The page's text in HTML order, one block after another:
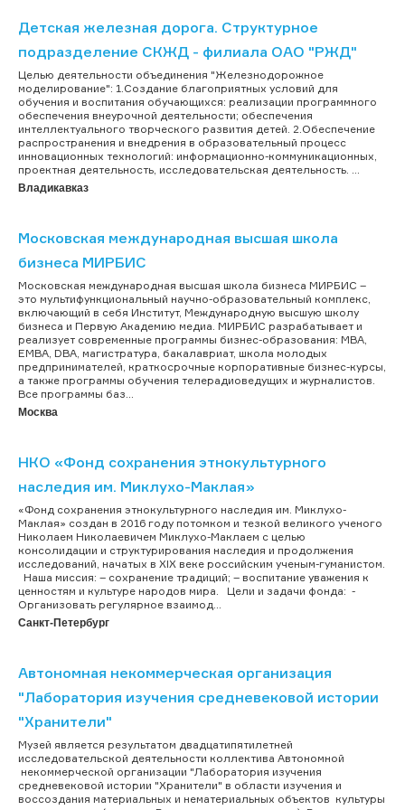
Детская железная дорога. Структурное
подразделение СКЖД - филиала ОАО "РЖД"
Целью деятельности объединения "Железнодорожное
моделирование": 1.Создание благоприятных условий для
обучения и воспитания обучающихся: реализации программного
обеспечения внеурочной деятельности; обеспечения
интеллектуального творческого развития детей. 2.Обеспечение
распространения и внедрения в образовательный процесс
инновационных технологий: информационно-коммуникационных,
проектная деятельность, исследовательская деятельность. ...
Владикавказ
Московская международная высшая школа
бизнеса МИРБИС
Московская международная высшая школа бизнеса МИРБИС –
это мультифункциональный научно-образовательный комплекс,
включающий в себя Институт, Международную высшую школу
бизнеса и Первую Академию медиа. МИРБИС разрабатывает и
реализует современные программы бизнес-образования: МВА,
EMBA, DBA, магистратура, бакалавриат, школа молодых
предпринимателей, краткосрочные корпоративные бизнес-курсы,
а также программы обучения телерадиоведущих и журналистов.
Все программы баз...
Москва
НКО «Фонд сохранения этнокультурного
наследия им. Миклухо-Маклая»
«Фонд сохранения этнокультурного наследия им. Миклухо-
Маклая» создан в 2016 году потомком и тезкой великого ученого
Николаем Николаевичем Миклухо-Маклаем с целью
консолидации и структурирования наследия и продолжения
исследований, начатых в XIX веке российским ученым-гуманистом.
Наша миссия: – сохранение традиций; – воспитание уважения к
ценностям и культуре народов мира. Цели и задачи фонда: -
Организовать регулярное взаимод...
Санкт-Петербург
Автономная некоммерческая организация
"Лаборатория изучения средневековой истории
"Хранители"
Музей является результатом двадцатипятилетней
исследовательской деятельности коллектива Автономной
некоммерческой организации "Лаборатория изучения
средневековой истории "Хранители" в области изучения и
воссоздания материальных и нематериальных объектов культуры